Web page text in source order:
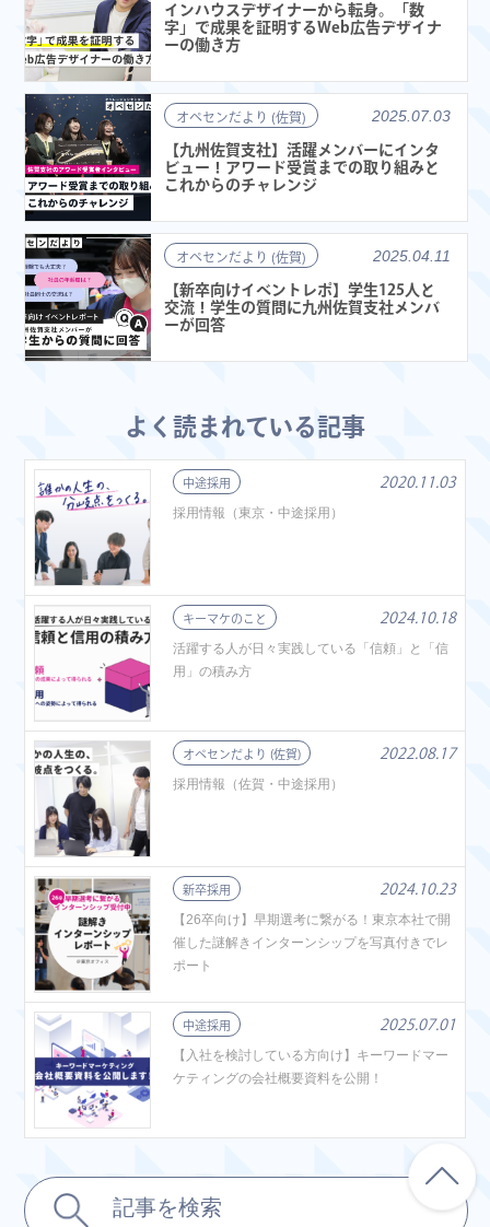
インハウスデザイナーから転身。「数
字」で成果を証明するWeb広告デザイナ
ーの働き方
オペセンだより (佐賀) 2025.07.03
【九州佐賀支社】活躍メンバーにインタ
ビュー！アワード受賞までの取り組みと
これからのチャレンジ
オペセンだより (佐賀) 2025.04.11
【新卒向けイベントレポ】学生125人と
交流！学生の質問に九州佐賀支社メンバ
ーが回答
よく読まれている記事
中途採用
2020.11.03
採用情報（東京・中途採用）
キーマケのこと
2024.10.18
活躍する人が日々実践している「信頼」と「信
用」の積み方
オペセンだより (佐賀)
2022.08.17
採用情報（佐賀・中途採用）
新卒採用
2024.10.23
【26卒向け】早期選考に繋がる！東京本社で開
催した謎解きインターンシップを写真付きでレ
ポート
中途採用
2025.07.01
【入社を検討している方向け】キーワードマー
ケティングの会社概要資料を公開！